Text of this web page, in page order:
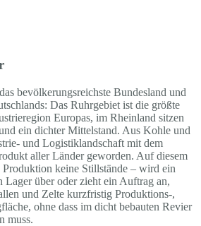
bevölkerungsreichste Bundesland und
Das Ruhrgebiet ist die größte
Europas, im Rheinland sitzen
ein dichter Mittelstand. Aus Kohle und
und Logistiklandschaft mit dem
aller Länder geworden. Auf diesem
keine Stillstände – wird ein
Lager über oder zieht ein Auftrag an,
und Zelte kurzfristig Produktions-,
ohne dass im dicht bebauten Revier
muss.